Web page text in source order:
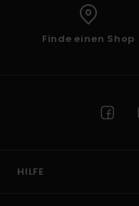
Finde einen Shop
HILFE